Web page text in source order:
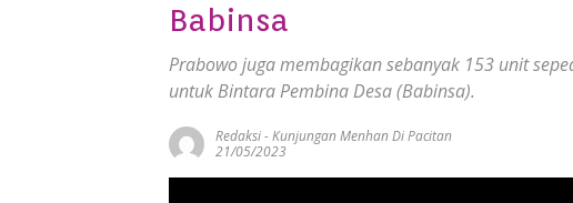
Babinsa
Prabowo juga membagikan sebanyak 153 unit
untuk Bintara Pembina Desa (Babinsa).
Redaksi-Kunjungan Menhan Di Pacitan
21/05/2023